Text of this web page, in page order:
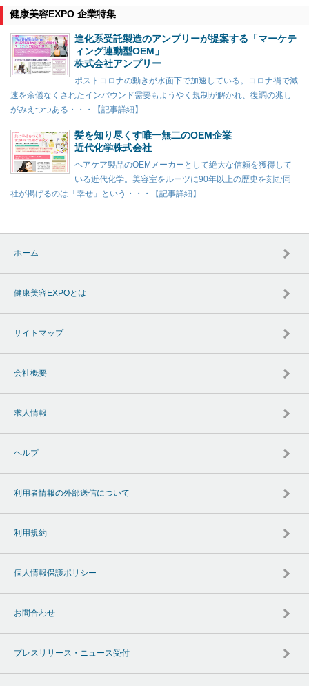
健康美容EXPO 企業特集
進化系受託製造のアンプリーが提案する「マーケテ
ィング連動型OEM」
株式会社アンプリー
ポストコロナの動きが水面下で加速している。コロナ禍で減
速を余儀なくされたインバウンド需要もようやく規制が解かれ、復調の兆し
がみえつつある・・・【記事詳細】
髪を知り尽くす唯一無二のOEM企業
近代化学株式会社
ヘアケア製品のOEMメーカーとして絶大な信頼を獲得して
いる近代化学。美容室をルーツに90年以上の歴史を刻む同
社が掲げるのは「幸せ」という・・・【記事詳細】
ホーム
健康美容EXPOとは
サイトマップ
会社概要
求人情報
ヘルプ
利用者情報の外部送信について
利用規約
個人情報保護ポリシー
お問合わせ
プレスリリース・ニュース受付